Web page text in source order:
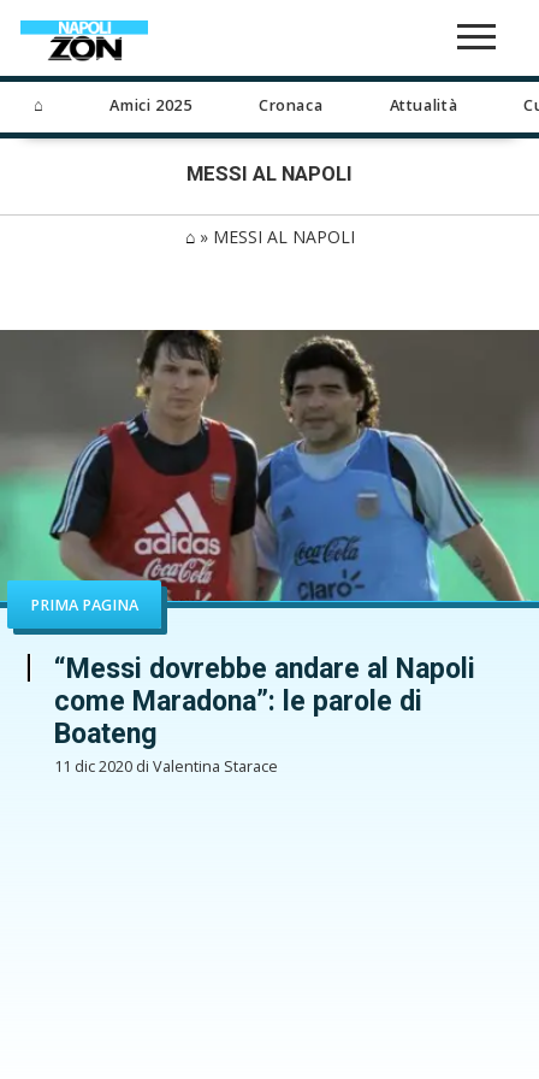
⌂ Amici 2025 Cronaca Attualità
MESSI AL NAPOLI
⌂» MESSI AL NAPOLI
PRIMA PAGINA
“Messi dovrebbe andare al Napoli
come Maradona”: le parole di
Boateng
11 dic 2020 di Valentina Starace